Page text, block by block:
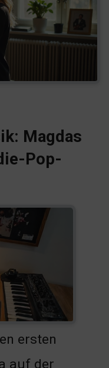
Magdas
Pop-
ersten
auf der